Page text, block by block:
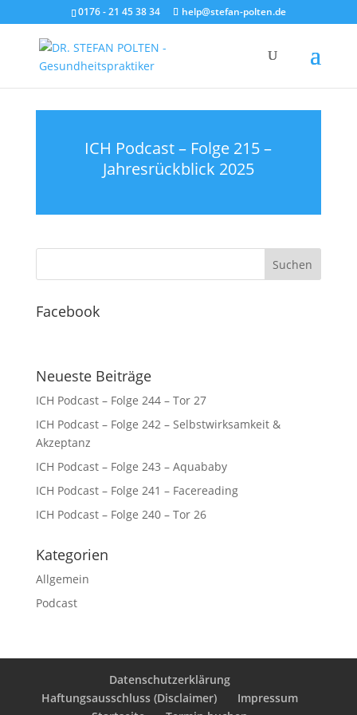
0176 - 21 45 38 34 help@stefan-polten.de
ICH Podcast – Folge 215 –
Jahresrückblick 2025
Facebook
Neueste Beiträge
ICH Podcast – Folge 244 – Tor 27
ICH Podcast – Folge 242 – Selbstwirksamkeit &
Akzeptanz
ICH Podcast – Folge 243 – Aquababy
ICH Podcast – Folge 241 – Facereading
ICH Podcast – Folge 240 – Tor 26
Kategorien
Allgemein
Podcast
Datenschutzerklärung
Haftungsausschluss (Disclaimer)
Impressum